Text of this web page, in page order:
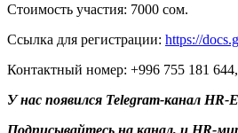
Стоимость участия: 7000 сом.
Ссылка для регистрации: https://
Контактный номер: +996 755 181
У нас появился Telegram-канал
Подписывайтесь на канал, и HR-